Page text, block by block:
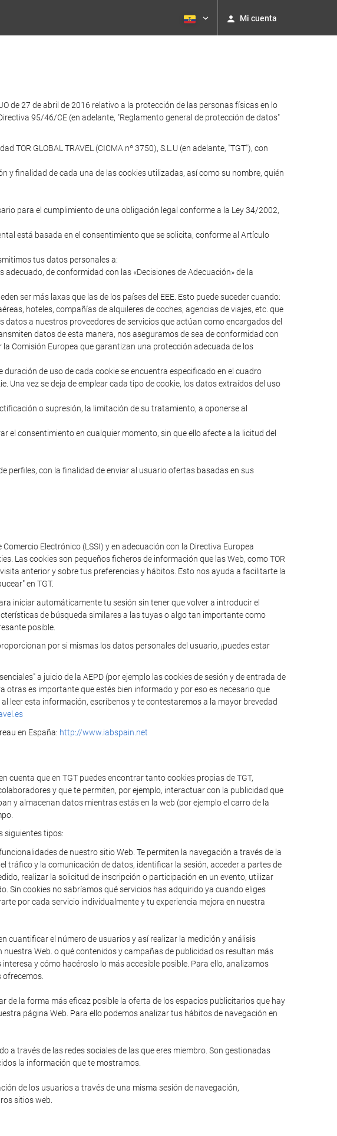
Mi cuenta
de 27 de abril de 2016 relativo a la protección de las personas físicas en lo
95/46/CE (en adelante, "Reglamento general de protección de datos"
TOR GLOBAL TRAVEL (CICMA nº 3750), S.L.U (en adelante, "TGT"), con
y finalidad de cada una de las cookies utilizadas, así como su nombre, quién
para el cumplimiento de una obligación legal conforme a la Ley 34/2002,
está basada en el consentimiento que se solicita, conforme al Artículo
tus datos personales a:
de conformidad con las «Decisiones de Adecuación» de la
ser más laxas que las de los países del EEE. Esto puede suceder cuando:
hoteles, compañías de alquileres de coches, agencias de viajes, etc. que
a nuestros proveedores de servicios que actúan como encargados del
datos de esta manera, nos aseguramos de sea de conformidad con
Comisión Europea que garantizan una protección adecuada de los
duración de uso de cada cookie se encuentra especificado en el cuadro
Una vez se deja de emplear cada tipo de cookie, los datos extraídos del uso
o supresión, la limitación de su tratamiento, a oponerse al
el consentimiento en cualquier momento, sin que ello afecte a la licitud del
perfiles, con la finalidad de enviar al usuario ofertas basadas en sus
Electrónico (LSSI) y en adecuación con la Directiva Europea
Las cookies son pequeños ficheros de información que las Web, como TOR
anterior y sobre tus preferencias y hábitos. Esto nos ayuda a facilitarte la
en TGT.
iniciar automáticamente tu sesión sin tener que volver a introducir el
de búsqueda similares a las tuyas o algo tan importante como
posible.
por si mismas los datos personales del usuario, ¡puedes estar
a juicio de la AEPD (por ejemplo las cookies de sesión y de entrada de
es importante que estés bien informado y por eso es necesario que
leer esta información, escríbenos y te contestaremos a la mayor brevedad
en España: http://www.iabspain.net
cuenta que en TGT puedes encontrar tanto cookies propias de TGT,
y que te permiten, por ejemplo, interactuar con la publicidad que
y almacenan datos mientras estás en la web (por ejemplo el carro de la
siguientes tipos:
de nuestro sitio Web. Te permiten la navegación a través de la
tráfico y la comunicación de datos, identificar la sesión, acceder a partes de
realizar la solicitud de inscripción o participación en un evento, utilizar
Sin cookies no sabríamos qué servicios has adquirido ya cuando eliges
por cada servicio individualmente y tu experiencia mejora en nuestra
cuantificar el número de usuarios y así realizar la medición y análisis
Web. o qué contenidos y campañas de publicidad os resultan más
y cómo hacéroslo lo más accesible posible. Para ello, analizamos
la forma más eficaz posible la oferta de los espacios publicitarios que hay
página Web. Para ello podemos analizar tus hábitos de navegación en
a través de las redes sociales de las que eres miembro. Son gestionadas
la información que te mostramos.
de los usuarios a través de una misma sesión de navegación,
sitios web.